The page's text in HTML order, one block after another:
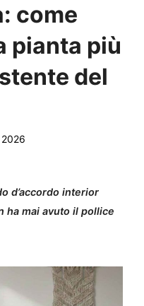
come
pianta più
del
2026
d’accordo interior
ha mai avuto il pollice